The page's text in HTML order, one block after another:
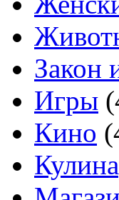
Закон
Игры
Кино